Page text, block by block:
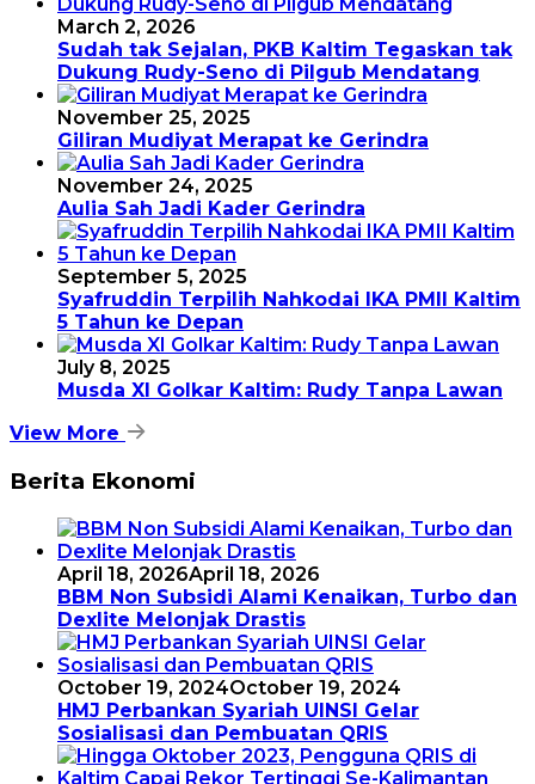
March 2, 2026
Sudah tak Sejalan, PKB Kaltim Tegaskan tak
Dukung Rudy-Seno di Pilgub Mendatang
November 25, 2025
Giliran Mudiyat Merapat ke Gerindra
November 24, 2025
Aulia Sah Jadi Kader Gerindra
September 5, 2025
Syafruddin Terpilih Nahkodai IKA PMII Kaltim
5 Tahun ke Depan
July 8, 2025
Musda XI Golkar Kaltim: Rudy Tanpa Lawan
View More
Berita Ekonomi
April 18, 2026April 18, 2026
BBM Non Subsidi Alami Kenaikan, Turbo dan
Dexlite Melonjak Drastis
October 19, 2024October 19, 2024
HMJ Perbankan Syariah UINSI Gelar
Sosialisasi dan Pembuatan QRIS